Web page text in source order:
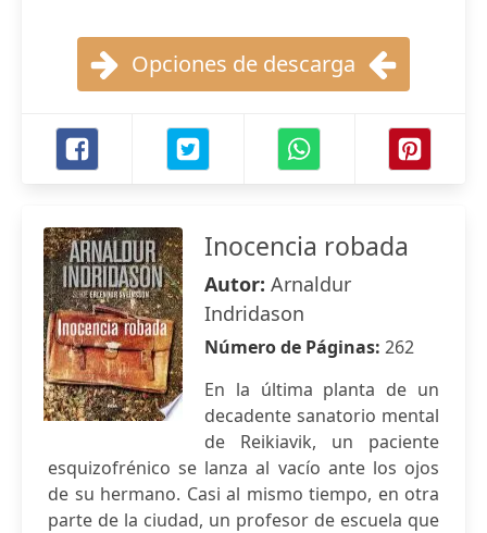
Opciones de descarga
Inocencia robada
Autor: Arnaldur
Indridason
Número de Páginas: 262
En la última planta de un
decadente sanatorio mental
de Reikiavik, un paciente
esquizofrénico se lanza al vacío ante los ojos
de su hermano. Casi al mismo tiempo, en otra
parte de la ciudad, un profesor de escuela que